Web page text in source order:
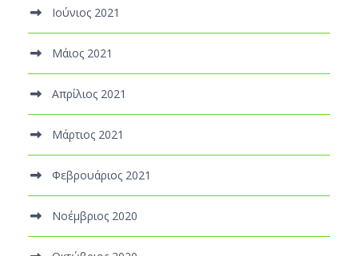
Ιούνιος 2021
Μάιος 2021
Απρίλιος 2021
Μάρτιος 2021
Φεβρουάριος 2021
Νοέμβριος 2020